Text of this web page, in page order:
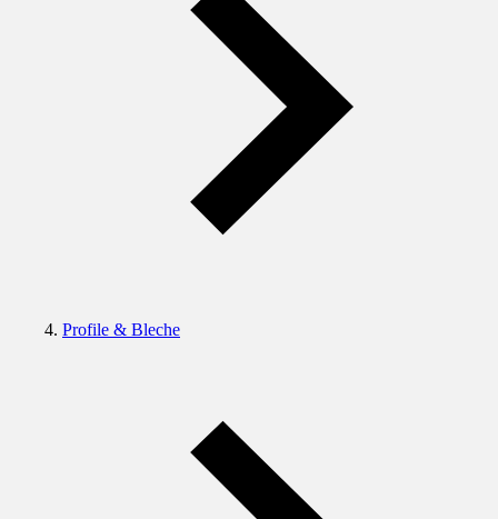
Profile & Bleche